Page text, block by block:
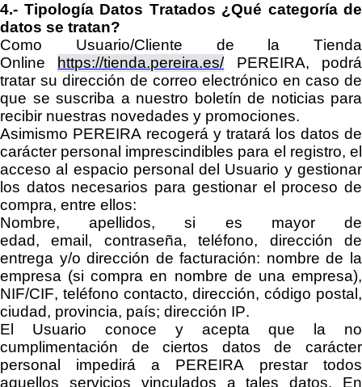
4.- Tipología Datos Tratados ¿Qué categoría de
datos se tratan?
Como Usuario/Cliente de la Tienda
Online
https://tienda.pereira.es/ PEREIRA, podrá
tratar su dirección de correo electrónico en caso de
que se suscriba a nuestro boletín de noticias para
recibir nuestras novedades y promociones.
Asimismo PEREIRA recogerá y tratará los datos de
carácter personal imprescindibles para el registro, el
acceso al espacio personal del Usuario y gestionar
los datos necesarios para gestionar el proceso de
compra, entre ellos:
Nombre, apellidos, si es mayor de
edad,email, contraseña, teléfono, direcciónde
entrega y/o dirección de facturación: nombre de la
empresa (si compra en nombre de una empresa),
NIF/CIF, teléfono contacto, dirección, código postal,
ciudad, provincia, país; dirección IP.
El Usuario conoce y acepta que la no
cumplimentación de ciertos datos de carácter
personal impedirá a PEREIRA prestar todos
aquellos servicios vinculados a tales datos. En